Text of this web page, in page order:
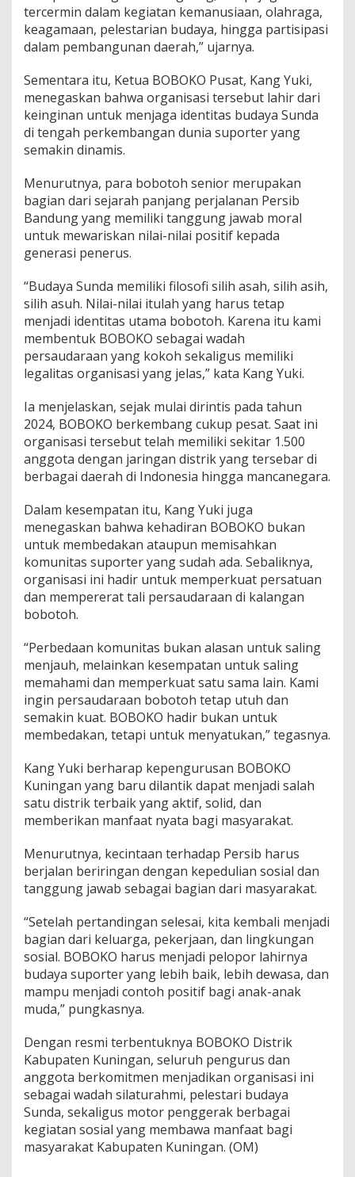
tercermin dalam kegiatan kemanusiaan, olahraga,
keagamaan, pelestarian budaya, hingga partisipasi
dalam pembangunan daerah,” ujarnya.
Sementara itu, Ketua BOBOKO Pusat, Kang Yuki,
menegaskan bahwa organisasi tersebut lahir dari
keinginan untuk menjaga identitas budaya Sunda
di tengah perkembangan dunia suporter yang
semakin dinamis.
Menurutnya, para bobotoh senior merupakan
bagian dari sejarah panjang perjalanan Persib
Bandung yang memiliki tanggung jawab moral
untuk mewariskan nilai-nilai positif kepada
generasi penerus.
“Budaya Sunda memiliki filosofi silih asah, silih asih,
silih asuh. Nilai-nilai itulah yang harus tetap
menjadi identitas utama bobotoh. Karena itu kami
membentuk BOBOKO sebagai wadah
persaudaraan yang kokoh sekaligus memiliki
legalitas organisasi yang jelas,” kata Kang Yuki.
Ia menjelaskan, sejak mulai dirintis pada tahun
2024, BOBOKO berkembang cukup pesat. Saat ini
organisasi tersebut telah memiliki sekitar 1.500
anggota dengan jaringan distrik yang tersebar di
berbagai daerah di Indonesia hingga mancanegara.
Dalam kesempatan itu, Kang Yuki juga
menegaskan bahwa kehadiran BOBOKO bukan
untuk membedakan ataupun memisahkan
komunitas suporter yang sudah ada. Sebaliknya,
organisasi ini hadir untuk memperkuat persatuan
dan mempererat tali persaudaraan di kalangan
bobotoh.
“Perbedaan komunitas bukan alasan untuk saling
menjauh, melainkan kesempatan untuk saling
memahami dan memperkuat satu sama lain. Kami
ingin persaudaraan bobotoh tetap utuh dan
semakin kuat. BOBOKO hadir bukan untuk
membedakan, tetapi untuk menyatukan,” tegasnya.
Kang Yuki berharap kepengurusan BOBOKO
Kuningan yang baru dilantik dapat menjadi salah
satu distrik terbaik yang aktif, solid, dan
memberikan manfaat nyata bagi masyarakat.
Menurutnya, kecintaan terhadap Persib harus
berjalan beriringan dengan kepedulian sosial dan
tanggung jawab sebagai bagian dari masyarakat.
“Setelah pertandingan selesai, kita kembali menjadi
bagian dari keluarga, pekerjaan, dan lingkungan
sosial. BOBOKO harus menjadi pelopor lahirnya
budaya suporter yang lebih baik, lebih dewasa, dan
mampu menjadi contoh positif bagi anak-anak
muda,” pungkasnya.
Dengan resmi terbentuknya BOBOKO Distrik
Kabupaten Kuningan, seluruh pengurus dan
anggota berkomitmen menjadikan organisasi ini
sebagai wadah silaturahmi, pelestari budaya
Sunda, sekaligus motor penggerak berbagai
kegiatan sosial yang membawa manfaat bagi
masyarakat Kabupaten Kuningan. (OM)